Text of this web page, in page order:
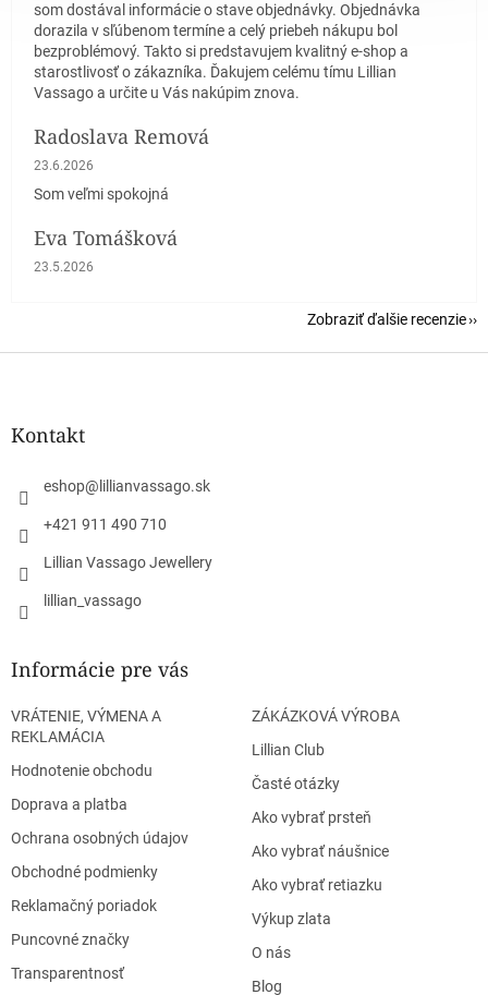
som dostával informácie o stave objednávky. Objednávka
dorazila v sľúbenom termíne a celý priebeh nákupu bol
bezproblémový. Takto si predstavujem kvalitný e-shop a
starostlivosť o zákazníka. Ďakujem celému tímu Lillian
Vassago a určite u Vás nakúpim znova.
Radoslava Remová
Hodnotenie obchodu je 5 z 5 hviezdičiek.
23.6.2026
Som veľmi spokojná
Eva Tomášková
Hodnotenie obchodu je 5 z 5 hviezdičiek.
23.5.2026
Zobraziť ďalšie recenzie
Z
Kontakt
eshop@ lillianvassago.sk
+421 911 490 710
Lillian Vassago Jewellery
lillian_vassago
Informácie pre vás
VRÁTENIE, VÝMENA A
REKLAMÁCIA
Hodnotenie obchodu
Doprava a platba
Ochrana osobných údajov
Obchodné podmienky
Reklamačný poriadok
Puncovné značky
Transparentnosť
ZÁKÁZKOVÁ VÝROBA
Lillian Club
Časté otázky
Ako vybrať prsteň
Ako vybrať náušnice
Ako vybrať retiazku
Výkup zlata
O nás
Blog